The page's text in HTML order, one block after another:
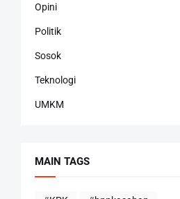
Opini
Politik
Sosok
Teknologi
UMKM
MAIN TAGS